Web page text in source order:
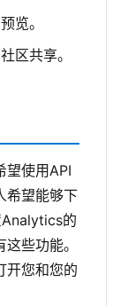
览。
区共享。
望使用API​​
希望能够下
的
些功能。
开您和您的